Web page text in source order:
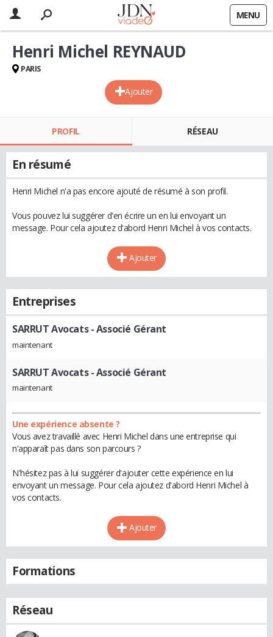
MENU
Ajouter
Henri Michel REYNAUD
PARIS
PROFIL RÉSEAU
En résumé
Henri Michel n'a pas encore ajouté de résumé à son profil.
Vous pouvez lui suggérer d'en écrire un en lui envoyant un
message. Pour cela ajoutez d'abord Henri Michel à vos contacts.
Ajouter
Entreprises
SARRUT Avocats- Associé Gérant
maintenant
SARRUT Avocats- Associé Gérant
maintenant
Une expérience absente ?
Vous avez travaillé avec Henri Michel dans une entreprise qui
n'apparaît pas dans son parcours ?
N'hésitez pas à lui suggérer d'ajouter cette expérience en lui
envoyant un message. Pour cela ajoutez d'abord Henri Michel à
vos contacts.
Ajouter
Formations
Réseau